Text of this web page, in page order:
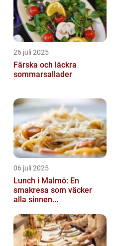
26 juli 2025
Färska och läckra
sommarsallader
06 juli 2025
Lunch i Malmö: En
smakresa som väcker
alla sinnen...